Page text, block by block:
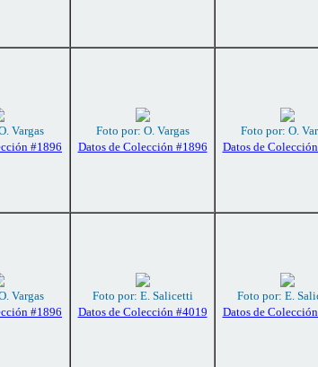
Vargas
#1896
Foto por: O. Vargas
Datos de Colección #1896
Foto por: O.
Datos de
Vargas
#1896
Foto por: E. Salicetti
Datos de Colección #4019
Foto por: E.
Datos de